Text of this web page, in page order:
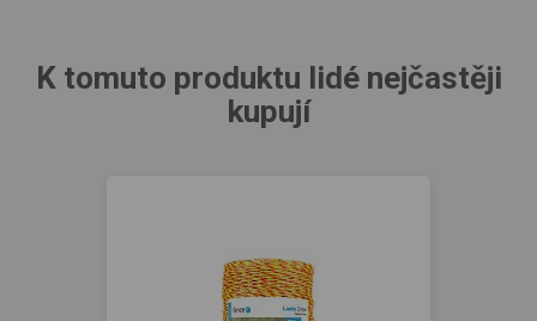
K tomuto produktu lidé nejčastěji
kupují